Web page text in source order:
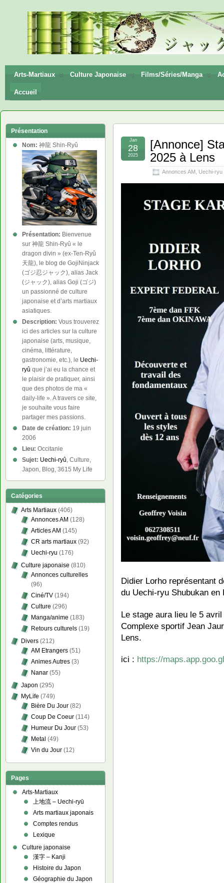
神龍
Shin-
Ryū
Arts-Martiaux Culture Japonaise Films/Séries/Manga
Accueil
[Annonce]
2025 à Lens
Annonces AM Uechi-ryu
Jan
28
2025
Didier Lorho représentant
du Uechi-ryu Shubukan en
Le stage aura lieu le 5
Complexe sportif Jean
Lens.
ici : https://
Présentation
Nom: 神龍 Shin-Ryû
Présentation: Bienvenue
sur 神龍 Shin-Ryû « le
dragon divin » (ex-Ten-Ryû
天龍), le blog de GojiNinjack
(ゴジ忍ジャック), alias Jack
(ジャック), alias Goji (ゴジ)
un passionné de culture
japonaise et d’arts martiaux
asiatiques.
Description: Vous trouverez
ici des articles sur la culture
japonaise (arts, musique,
cinéma, littérature,
gastronomie, etc.), le Uechi-
ryû que j’ai eu la chance et
le plaisir de pratiquer, ainsi
que des photos de ma «
daily-life ». A travers ce site,
je souhaite vous faire
partager mes passions.
Date de création: 19 juin
2006
Lieu: Occitanie
Sujet: Uechi-ryû, Culture,
Japon, Blog, 3615 My Life
Catégories
Arts Martiaux (406)
Annonces AM (128)
Articles AM (145)
CR arts martiaux (92)
Uechi-ryu (176)
Culture japonaise (810)
Annonces culturelles
(96)
Ciné/TV (194)
Culture (296)
Manga/anime (183)
Retours culturels (19)
Divers (212)
AM Etrangers (51)
Animes Autres (3)
Nanar (55)
Japon (295)
MyLife (749)
Bière Du Jour (82)
Coup De Coeur (114)
Humeur Du Jour (53)
Metal (49)
Vin du Jour (12)
Pages
Arts-Martiaux
上地流 – Uechi-ryū
Arts martiaux japonais
Comptes rendus
Lexique
Culture japonaise
漢字 – Kanji
Histoire du Japon
Géographie du Japon